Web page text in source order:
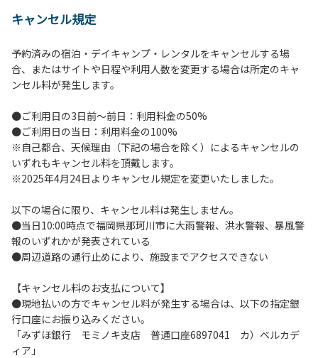
【当ベースキャンプ利用に際してのご案内ならびに注意事
１．貴重品の管理は各自で行ってください。
２．利用におけるルールを遵守いただき、ご自身で事故の防
止に努めてください。
い。
４．当ベースキャンプ内を車で移動する場合は徐行運転（5
ｋｍ/ｈ以下）を行なってください。
５．駐車車輌のダッシュボードに受付時お渡しする駐車プレ
ートを掲示してください。
てください。
７．BBQ及び焚火台の灰につきましては鎮火を確認した上で
指定の回収場所へ廃棄してください。
８．ペットの糞は燃えるごみとして処理してください。
序、善良の風俗に反する恐れのある場合には、ご利用をお断
りいたします。
１０．不可抗力以外の事由により建造物、家具、備品、その
他の物品を損傷、紛失、汚染させた場合には、相当額を弁償
していただくことがあります。
キャンセル規定
予約済みの宿泊・デイキャンプ・レンタルをキャンセルする場
合、またはサイトや日程や利用人数を変更する場合は所定のキャ
ンセル料が発生します。
●ご利用日の3日前～前日：利用料金の50%
●ご利用日の当日：利用料金の100%
※自己都合、天候理由（下記の場合を除く）によるキャンセルの
いずれもキャンセル料を頂戴します。
※2025年4月24日よりキャンセル規定を変更いたしました。
以下の場合に限り、キャンセル料は発生しません。
●当日10:00時点で福岡県那珂川市に大雨警報、洪水警報、暴風警
報のいずれかが発表されている
●周辺道路の通行止めにより、施設までアクセスできない
【キャンセル料のお支払について】
●現地払いの方でキャンセル料が発生する場合は、以下の指定銀
行口座にお振り込みください。
「みずほ銀行 モミノキ支店 普通口座6897041 カ）ベルカデ
ィア」